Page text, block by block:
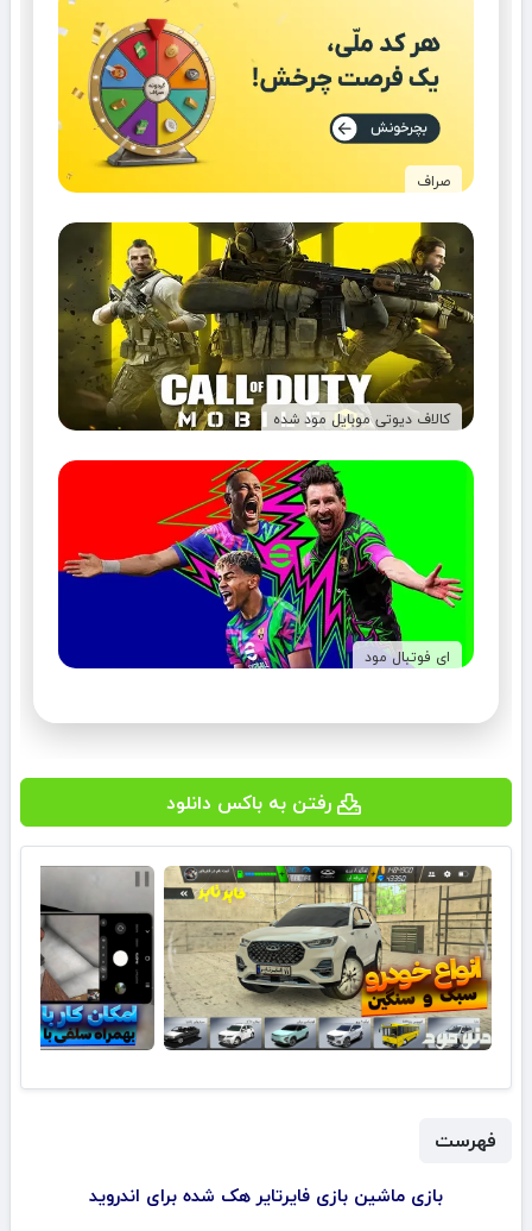
صراف
کالاف دیوتی موبایل مود شده
ای فوتبال مود
رفتن به باکس دانلود
فهرست
بازی ‏‏‏‏‏‏‏‏‏‏‏‏‏‏‏‏‏‏‏‏‏‏‏‏‏‏‏‏‏‏‏‏‏ماشین بازی ‏‏‏‏‏‏‏فایرتایر هک شده برای اندروید